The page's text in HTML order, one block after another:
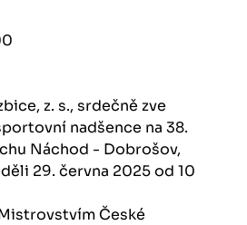
z. s., srdečně zve
nadšence na 38.
Náchod - Dobrošov,
29. června 2025 od 10
České